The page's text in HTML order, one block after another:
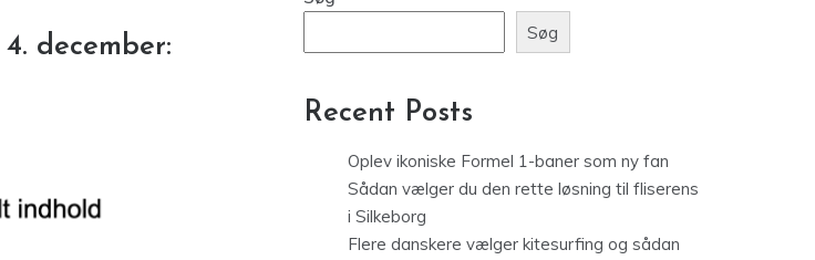
december:
Søg
Recent Posts
Oplev ikoniske Formel 1-baner som ny fan
Sådan vælger du den rette løsning til fliserens
i Silkeborg
Flere danskere vælger kitesurfing og sådan